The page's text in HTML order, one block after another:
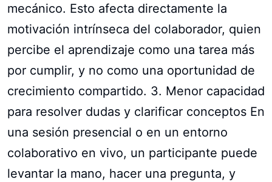
mecánico. Esto afecta directamente la
motivación intrínseca del colaborador, quien
percibe el aprendizaje como una tarea más
por cumplir, y no como una oportunidad de
crecimiento compartido. 3. Menor capacidad
para resolver dudas y clarificar conceptos En
una sesión presencial o en un entorno
colaborativo en vivo, un participante puede
levantar la mano, hacer una pregunta, y